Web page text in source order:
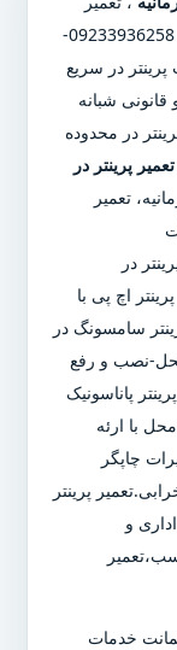
09233936258-
در سریع
شبانه
در محدوده
تعمیر پرینتر در
تعمیر
در
اچ پی با
سامسونگ در
محل-نصب و رفع
پاناسونیک
با ارئه
چاپگر
پرینتر
و
خدمات